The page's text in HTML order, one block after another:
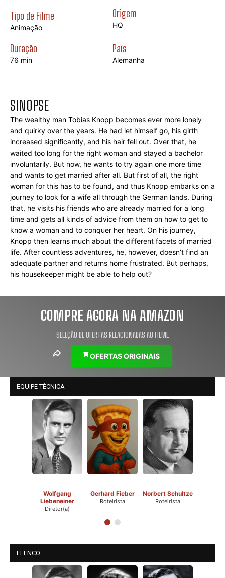
Tipo de Filme
Animação
Origem
HQ
Duração
76 min
País
Alemanha
SINOPSE
The wealthy man Tobias Knopp becomes ever more lonely
and quirky over the years. He had let himself go, his girth
increased significantly, and his hair fell out. Over that, he
waited too long for the right woman and stayed a bachelor
involuntarily. But now, he wants to try again one more time
and wants to get married after all. But first of all, the right
woman for this has to be found, and thus Knopp embarks on a
journey to look for a wife all through the German lands. During
that, he visits his friends who are already married for a long
time and gets all kinds of advice from them on how to get to
know a woman and to conquer her heart. On his journey,
Knopp then learns much about the different facets of married
life. After countless adventures, he, however, doesn’t find an
adequate partner and returns home frustrated. But perhaps,
his housekeeper might be able to help out?
COMPRE AGORA NA AMAZON
SELEÇÃO DE OFERTAS RELACIONADAS AO FILME
OFERTAS ORIGINAIS
EQUIPE TÉCNICA
Wolfgang
Liebeneiner
Diretor(a)
Gerhard Fieber
Roteirista
Norbert Schultze
Roteirista
ELENCO